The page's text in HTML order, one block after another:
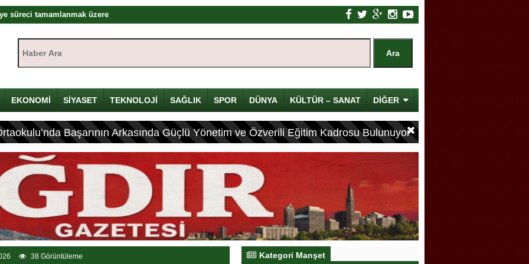
süreci tamamlanmak üzere
tek çatı altında toplanmalı, yasal düzenlemeye hazırız
Iğdır’da başladı
4 Yaralı
Iğdır’da başlıyor
çözülen cinayetler: Ekrem Teymur sordu, Bakan Gürlek yanıtladı
EKONOMİ SİYASET TEKNOLOJİ SAĞLIK SPOR DÜNYA KÜLTÜR – SANAT DİĞER
Başarının Arkasında Güçlü Yönetim ve Özverili Eğitim Kadrosu Bulunuyor
38 Görüntüleme Kategori Manşet